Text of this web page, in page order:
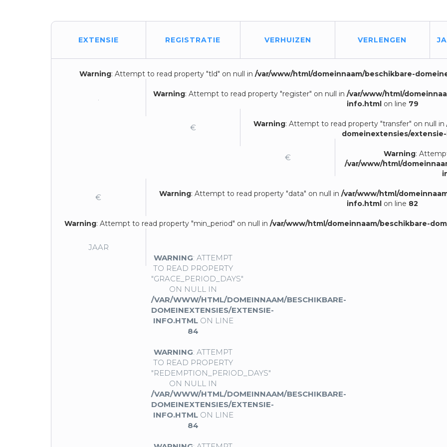
EXTENSIE REGISTRATIE VERHUIZEN VERLENGEN
Warning: Attempt to read property "tld" on null in /var/www/html/domeinnaam/beschikbare-
. Warning: Attempt to read property "register" on null in/var/www/html/
info.htmlon line 79
€ Warning: Attempt to read property "transfer" on null in
domeinextensies/
€ Warning:
/var/www/html/
€ Warning: Attempt to read property "data" on null in /var/www/html/
info.html on line 82
Warning: Attempt to read property "min_period" on null in /var/www/html/domeinnaam/beschikbare-
JAAR
WARNING: ATTEMPT
TO READ PROPERTY
"GRACE_PERIOD_DAYS"
ON NULL IN
/VAR/WWW/HTML/DOMEINNAAM/BESCHIKBARE-
DOMEINEXTENSIES/EXTENSIE-
INFO.HTMLON LINE
84
WARNING: ATTEMPT
TO READ PROPERTY
"REDEMPTION_PERIOD_DAYS"
ON NULL IN
/VAR/WWW/HTML/DOMEINNAAM/BESCHIKBARE-
DOMEINEXTENSIES/EXTENSIE-
INFO.HTMLON LINE
84